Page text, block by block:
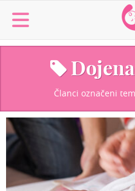
Članci označeni